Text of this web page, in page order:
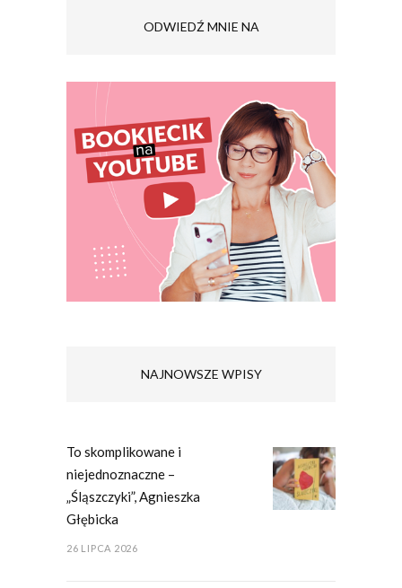
ODWIEDŹ MNIE NA
NAJNOWSZE WPISY
To skomplikowane i
niejednoznaczne –
„Śląszczyki”, Agnieszka
Głębicka
26 LIPCA 2026